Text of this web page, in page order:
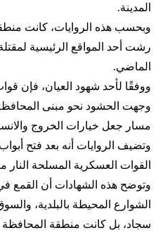
المدينة.
وبحسب هذه الروايات، كانت
الماضي.
ووفقًا لأحد شهود العيان، فإن
وجهت الحشود نحو مبنى
مسار جعل خيارات الخروج
وتضيف الروايات أنه بعد فتح
القوات العسكرية المسلحة
وتوضح هذه الشهادات أن
الشوارع المحيطة بالبلدية،
سجاد، بل كانت منطقة المحافظة